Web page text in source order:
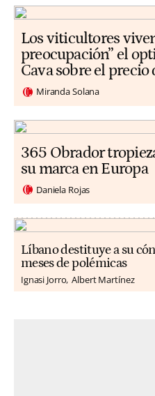
Los viticultores
preocupación” el
Cava sobre el precio
Miranda Solana
365 Obrador
su marca en Europa
Daniela Rojas
Líbano destituye a su
meses de polémicas
Ignasi Jorro Albert Martínez